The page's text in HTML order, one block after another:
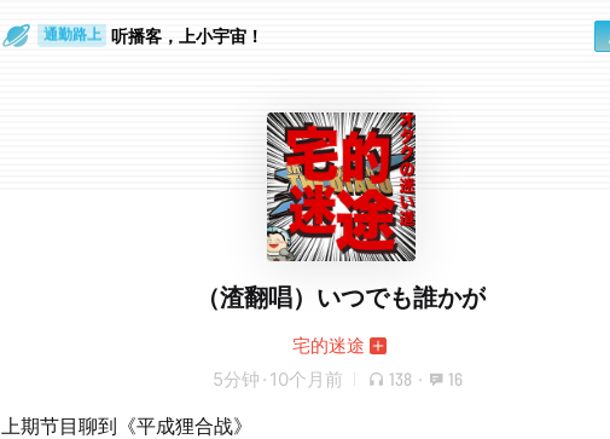
通勤路上 听播客，上小宇宙！
（渣翻唱）いつでも誰かが
宅的迷途
5分钟 · 10个月前 138 · 16
上期节目聊到《平成狸合战》